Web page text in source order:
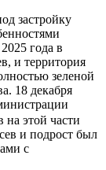
застройку
года в
и территория
зеленой
18 декабря
на этой части
и подрост был
с